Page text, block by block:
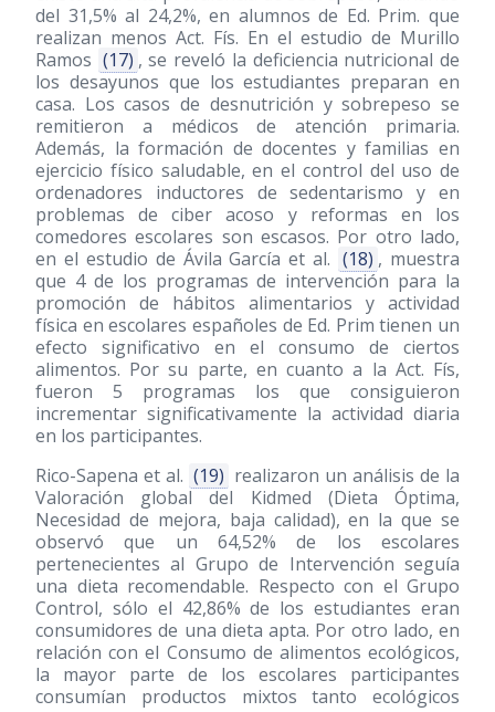
del 31,5% al 24,2%, en alumnos de Ed. Prim. que
realizan menos Act. Fís. En el estudio de Murillo
Ramos (17) , se reveló la deficiencia nutricional de
los desayunos que los estudiantes preparan en
casa. Los casos de desnutrición y sobrepeso se
remitieron a médicos de atención primaria.
Además, la formación de docentes y familias en
ejercicio físico saludable, en el control del uso de
ordenadores inductores de sedentarismo y en
problemas de ciber acoso y reformas en los
comedores escolares son escasos. Por otro lado,
en el estudio de Ávila García et al. (18) , muestra
que 4 de los programas de intervención para la
promoción de hábitos alimentarios y actividad
física en escolares españoles de Ed. Prim tienen un
efecto significativo en el consumo de ciertos
alimentos. Por su parte, en cuanto a la Act. Fís,
fueron 5 programas los que consiguieron
incrementar significativamente la actividad diaria
en los participantes.
Rico-Sapena et al. (19) realizaron un análisis de la
Valoración global del Kidmed (Dieta Óptima,
Necesidad de mejora, baja calidad), en la que se
observó que un 64,52% de los escolares
pertenecientes al Grupo de Intervención seguía
una dieta recomendable. Respecto con el Grupo
Control, sólo el 42,86% de los estudiantes eran
consumidores de una dieta apta. Por otro lado, en
relación con el Consumo de alimentos ecológicos,
la mayor parte de los escolares participantes
consumían productos mixtos tanto ecológicos